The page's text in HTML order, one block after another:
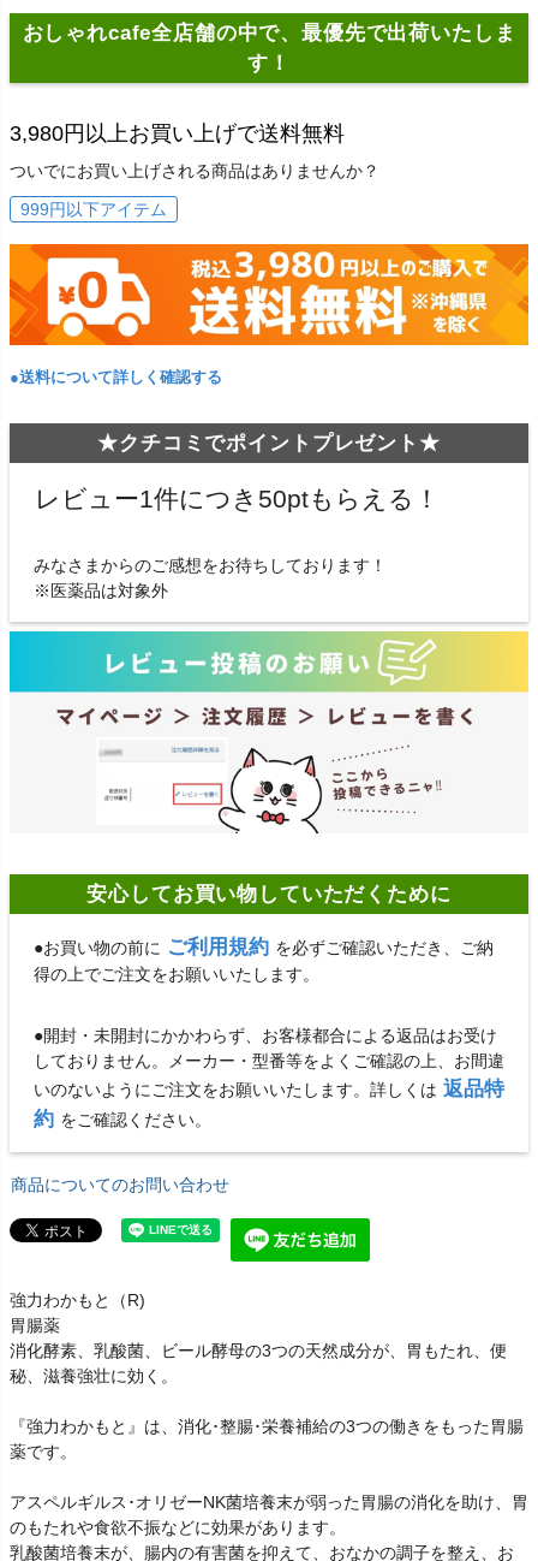
おしゃれcafe全店舗の中で、最優先で出荷いたしま
す！
3,980円以上お買い上げで送料無料
ついでにお買い上げされる商品はありませんか？
999円以下アイテム
●送料について詳しく確認する
★クチコミでポイントプレゼント★
レビュー1件につき50ptもらえる！
みなさまからのご感想をお待ちしております！
※医薬品は対象外
安心してお買い物していただくために
●お買い物の前に ご利用規約 を必ずご確認いただき、ご納
得の上でご注文をお願いいたします。
●開封・未開封にかかわらず、お客様都合による返品はお受け
しておりません。メーカー・型番等をよくご確認の上、お間違
いのないようにご注文をお願いいたします。詳しくは 返品特
約 をご確認ください。
商品についてのお問い合わせ
強力わかもと（R)
胃腸薬
消化酵素、乳酸菌、ビール酵母の3つの天然成分が、胃もたれ、便
秘、滋養強壮に効く。
『強力わかもと』は、消化･整腸･栄養補給の3つの働きをもった胃腸
薬です。
アスペルギルス･オリゼーNK菌培養末が弱った胃腸の消化を助け、胃
のもたれや食欲不振などに効果があります。
乳酸菌培養末が、腸内の有害菌を抑えて、おなかの調子を整え、お